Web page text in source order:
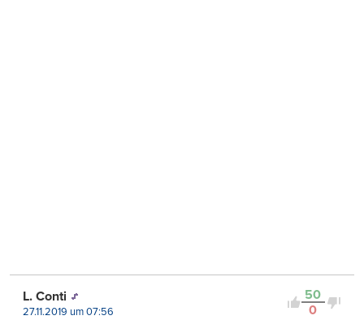
50
0
L. Conti
27.11.2019 um 07:56